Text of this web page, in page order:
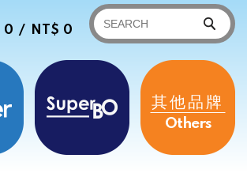
0 / NT$ 0
Others
其他品牌